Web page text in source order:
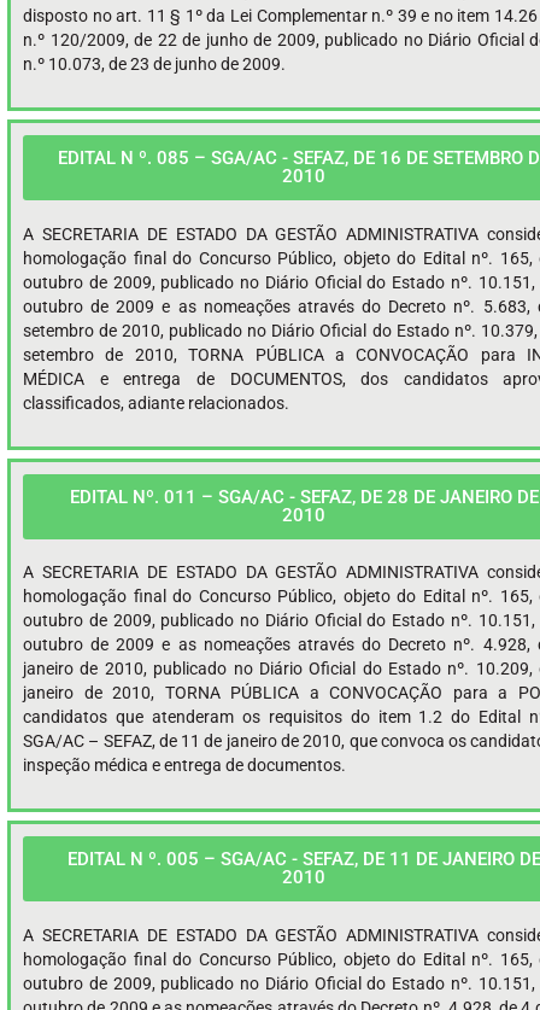
disposto no art. 11 § 1º da Lei Complementar n.º 39 e no item
n.º 120/2009, de 22 de junho de 2009, publicado no Diário Oficial
n.º 10.073, de 23 de junho de 2009.
EDITAL N º. 085 – SGA/AC - SEFAZ, DE 16 DE SETEMBRO
2010
A SECRETARIA DE ESTADO DA GESTÃO ADMINISTRATIVA
homologação final do Concurso Público, objeto do Edital nº. 165,
outubro de 2009, publicado no Diário Oficial do Estado nº. 10.151,
outubro de 2009 e as nomeações através do Decreto nº. 5.683,
setembro de 2010, publicado no Diário Oficial do Estado nº.
setembro de 2010, TORNA PÚBLICA a CONVOCAÇÃO para
MÉDICA e entrega de DOCUMENTOS, dos candidatos
classificados, adiante relacionados.
EDITAL Nº. 011 – SGA/AC - SEFAZ, DE 28 DE JANEIRO DE
2010
A SECRETARIA DE ESTADO DA GESTÃO ADMINISTRATIVA
homologação final do Concurso Público, objeto do Edital nº. 165,
outubro de 2009, publicado no Diário Oficial do Estado nº. 10.151,
outubro de 2009 e as nomeações através do Decreto nº. 4.928,
janeiro de 2010, publicado no Diário Oficial do Estado nº. 10.209,
janeiro de 2010, TORNA PÚBLICA a CONVOCAÇÃO para a
candidatos que atenderam os requisitos do item 1.2 do Edital
SGA/AC – SEFAZ, de 11 de janeiro de 2010, que convoca os
inspeção médica e entrega de documentos.
EDITAL N º. 005 – SGA/AC - SEFAZ, DE 11 DE JANEIRO DE
2010
A SECRETARIA DE ESTADO DA GESTÃO ADMINISTRATIVA
homologação final do Concurso Público, objeto do Edital nº. 165,
outubro de 2009, publicado no Diário Oficial do Estado nº. 10.151,